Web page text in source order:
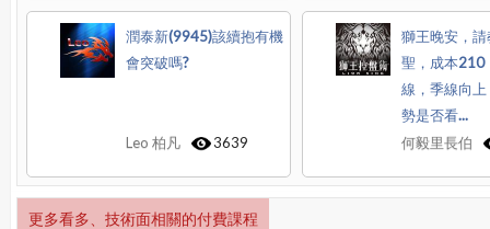
潤泰新(9945)該續抱有機
會突破嗎?
Leo 柏凡 3639
獅王晚安，
聖，成本210
線，季線向
勢是否看...
何毅里長伯
更多看多、技術面相關的付費課程